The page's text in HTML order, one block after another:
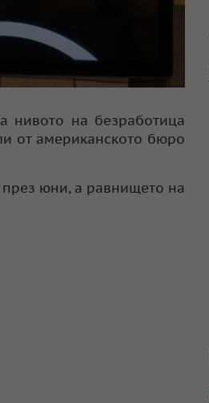
нивото на безработица
от американското бюро
през юни, а равнището на